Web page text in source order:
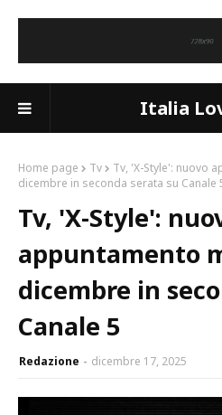
Italia
Home page Tv
Tv, 'X-Style': nuovo
dicembre in seconda serata su Canale
Tv, 'X-Style':
appuntamento
dicembre in
Canale 5
Redazione dicembre 17, 2025